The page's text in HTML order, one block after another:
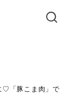
♡「豚こま肉」で